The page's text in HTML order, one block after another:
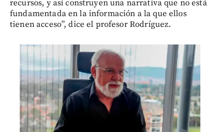
recursos, y así construyen una narrativa que no está
fundamentada en la información a la que ellos
tienen acceso”, dice el profesor Rodríguez.